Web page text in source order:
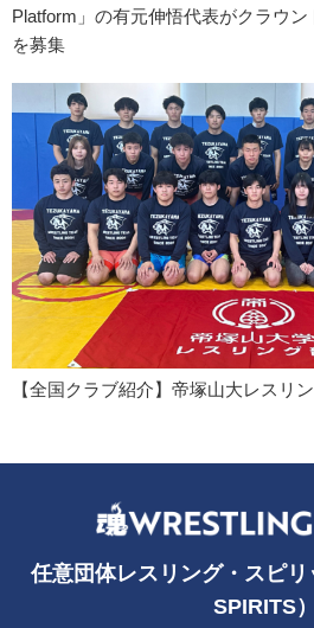
Platform」の有元伸悟代表がクラウ
を募集
【全国クラブ紹介】帝塚山大レスリ
任意団体レスリング・スピ
SPIRITS）